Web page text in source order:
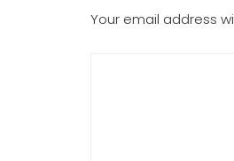
Your email address